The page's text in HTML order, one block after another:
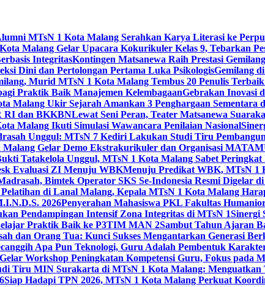
MTsN 1 Kota Malang Serahkan Karya Literasi ke
Malang Gelar Upacara Kokurikuler Kelas 9, Tebarkan
IntegritasKontingen Matsanewa Raih Prestasi
Dini dan Pertolongan Pertama Luka PsikologisGemilang
Murid MTsN 1 Kota Malang Tembus 20 Penulis
Praktik Baik Manajemen KelembagaanGebrakan Inovasi
Malang Ukir Sejarah Amankan 3 Penghargaan Sementara
RI dan BKKBNLewat Seni Peran, Teater Matsanewa
Malang Ikuti Simulasi Wawancara Penilaian Nasional
Unggul: MTsN 7 Kediri Lakukan Studi Tiru
Gelar Demo Ekstrakurikuler dan Organisasi
Tatakelola Unggul, MTsN 1 Kota Malang Sabet
Evaluasi ZI Menuju WBKMenuju Predikat WBK, MTsN 1
Bimtek Operator SKS Se-Indonesia Resmi Digelar
di Lanal Malang, Kepala MTsN 1 Kota Malang
2026Penyerahan Mahasiswa PKL Fakultas
Pendampingan Intensif Zona Integritas di MTsN 1Sinergi
Praktik Baik ke P3TIM MAN 2Sambut Tahun Ajaran
dan Orang Tua: Kunci Sukses Mengantarkan Generasi
Apa Pun Teknologi, Guru Adalah Pembentuk
Workshop Peningkatan Kompetensi Guru, Fokus pada
Tiru MIN Surakarta di MTsN 1 Kota Malang: Menguatkan
Siap Hadapi TPN 2026, MTsN 1 Kota Malang Perkuat